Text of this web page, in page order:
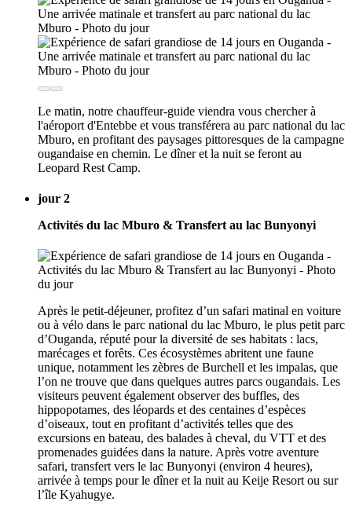
Le matin, notre chauffeur-guide viendra vous chercher à
l'aéroport d'Entebbe et vous transférera au parc national du lac
Mburo, en profitant des paysages pittoresques de la campagne
ougandaise en chemin. Le dîner et la nuit se feront au
Leopard Rest Camp.
jour 2
Activités du lac Mburo & Transfert au lac Bunyonyi
Après le petit-déjeuner, profitez d’un safari matinal en voiture
ou à vélo dans le parc national du lac Mburo, le plus petit parc
d’Ouganda, réputé pour la diversité de ses habitats : lacs,
marécages et forêts. Ces écosystèmes abritent une faune
unique, notamment les zèbres de Burchell et les impalas, que
l’on ne trouve que dans quelques autres parcs ougandais. Les
visiteurs peuvent également observer des buffles, des
hippopotames, des léopards et des centaines d’espèces
d’oiseaux, tout en profitant d’activités telles que des
excursions en bateau, des balades à cheval, du VTT et des
promenades guidées dans la nature. Après votre aventure
safari, transfert vers le lac Bunyonyi (environ 4 heures),
arrivée à temps pour le dîner et la nuit au Keije Resort ou sur
l’île Kyahugye.